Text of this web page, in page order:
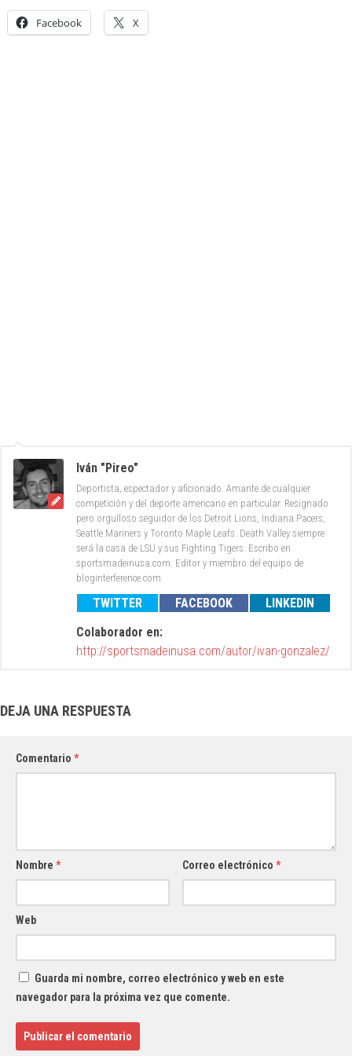
Facebook X
Iván "Pireo"
Deportista, espectador y aficionado. Amante de cualquier
competición y del deporte americano en particular. Resignado
pero orgulloso seguidor de los Detroit Lions, Indiana Pacers,
Seattle Mariners y Toronto Maple Leafs. Death Valley siempre
será la casa de LSU y sus Fighting Tigers. Escribo en
sportsmadeinusa.com. Editor y miembro del equipo de
bloginterference.com
TWITTER FACEBOOK
LINKEDIN
Colaborador en:
http://sportsmadeinusa.com/autor/ivan-gonzalez/
DEJA UNA RESPUESTA
Comentario *
Nombre * Correo electrónico*
Web
Guarda mi nombre, correo electrónico y web en este
navegador para la próxima vez que comente.